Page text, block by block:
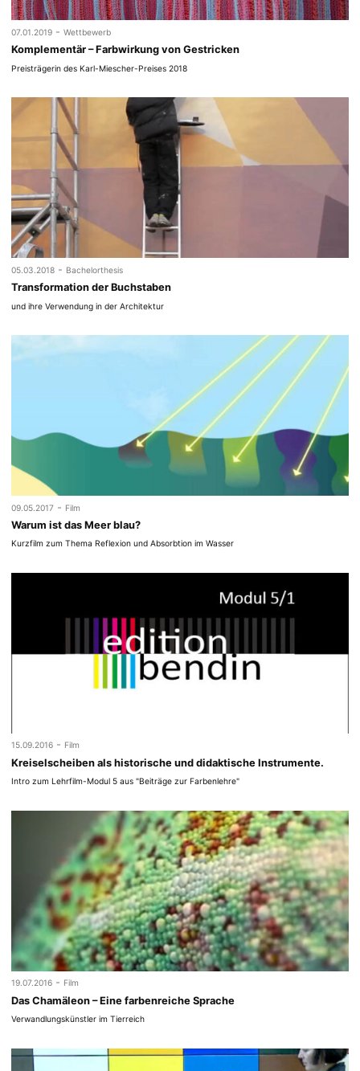
07.01.2019 - Wettbewerb
Komplementär – Farbwirkung von Gestricken
Preisträgerin des Karl-Miescher-Preises 2018
05.03.2018 - Bachelorthesis
Transformation der Buchstaben
und ihre Verwendung in der Architektur
09.05.2017 - Film
Warum ist das Meer blau?
Kurzfilm zum Thema Reflexion und Absorbtion im Wasser
15.09.2016 - Film
Kreiselscheiben als historische und didaktische Instrumente.
Intro zum Lehrfilm-Modul 5 aus "Beiträge zur Farbenlehre"
19.07.2016 - Film
Das Chamäleon – Eine farbenreiche Sprache
Verwandlungskünstler im Tierreich